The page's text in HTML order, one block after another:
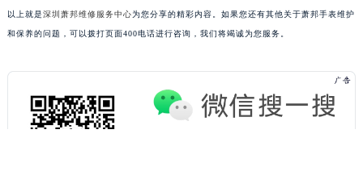
辽宁省鞍山市铁东区站前街萧邦售后服务中心（需提前预约）
辽宁省抚顺市新抚区东一路萧邦售后服务中心（需提前预约）
辽宁省阜新市海州区解放大街萧邦售后服务中心（需提前预约）
以上就是深圳萧邦维修服务中心为您分享的精彩内容。如果您还有其他关于萧邦手表维护
和保养的问题，可以拨打页面400电话进行咨询，我们将竭诚为您服务。